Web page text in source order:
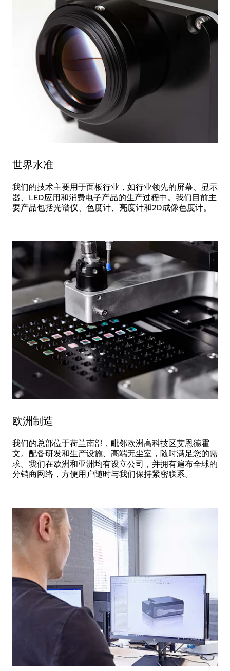
世界水准
我们的技术主要用于面板行业，如行业领先的屏幕、显示
器、LED应用和消费电子产品的生产过程中。我们目前主
要产品包括光谱仪、色度计、亮度计和2D成像色度计。
欧洲制造
我们的总部位于荷兰南部，毗邻欧洲高科技区艾恩德霍
文。配备研发和生产设施、高端无尘室，随时满足您的需
求。我们在欧洲和亚洲均有设立公司，并拥有遍布全球的
分销商网络，方便用户随时与我们保持紧密联系。